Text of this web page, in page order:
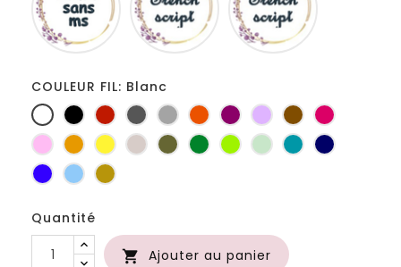
ms
COULEUR FIL: Blanc
BlancNoir RougeGris
foncé
Gris
clair
OrangePruneLilasMarronFuchsia
RoseJaune
d'or
jauneFicelleKaki Vert
bouteille
Anis
Vert
d'eau
Turquoise
Marine
Bleu
roi
Bleu
clair
Or
Quantité
 Ajouter au panier